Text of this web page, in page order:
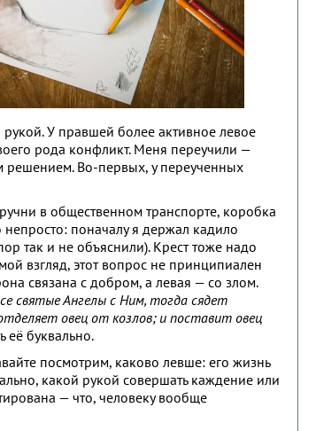
У правшей более активное левое
рода конфликт. Меня переучили —
решением. Во-первых, у переученных
в общественном транспорте, коробка
поначалу я держал кадило
так и не объяснили). Крест тоже надо
взгляд, этот вопрос не принципиален
связана с добром, а левая — со злом.
святые Ангелы с Ним, тогда сядет
овец от козлов; и поставит овец
её буквально.
посмотрим, каково левше: его жизнь
какой рукой совершать каждение или
— что, человеку вообще